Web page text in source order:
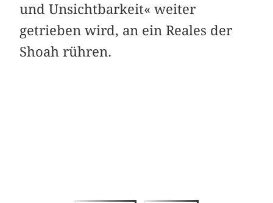
und Unsichtbarkeit« weiter
getrieben wird, an ein Reales der
Shoah rühren.